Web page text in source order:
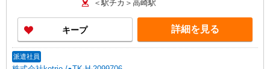
＜駅チカ＞高崎駅
キープ 詳細を見る
派遣社員